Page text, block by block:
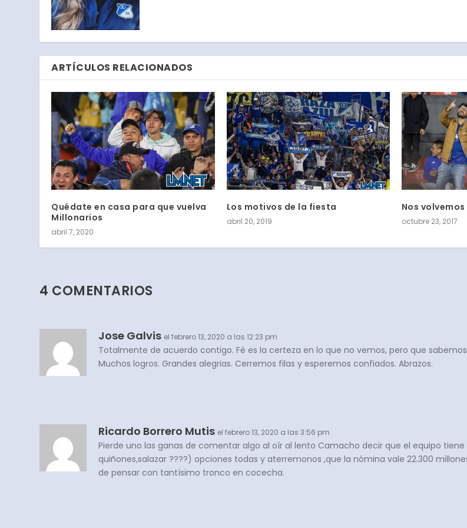
ARTÍCULOS RELACIONADOS
Quédate en casa para que vuelva
Millonarios
abril 7, 2020
Los motivos de la fiesta
abril 20, 2019
Nos volvemos
octubre 23, 2017
4 COMENTARIOS
Jose Galvis el febrero 13, 2020 a las 12:23 pm
Totalmente de acuerdo contigo. Fé es la certeza en lo que no vemos, pero que
Muchos logros. Grandes alegrias. Cerremos filas y esperemos confiados. Abrazos.
Ricardo Borrero Mutis el febrero 13, 2020 a las 3:56 pm
Pierde uno las ganas de comentar algo al oír al lento Camacho decir que el equipo
quiñones,salazar ????) opciones todas y aterremonos ,que la nómina vale 22.300
de pensar con tantísimo tronco en cocecha.